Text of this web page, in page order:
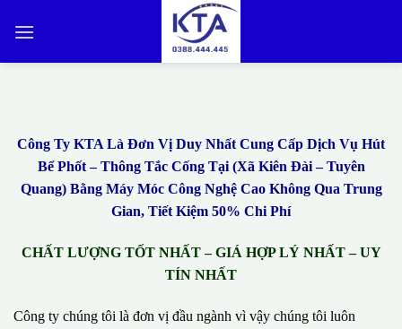
qua
Công Ty KTA Là Đơn Vị Duy Nhất Cung Cấp Dịch Vụ Hút
Bể Phốt – Thông Tắc Cống Tại (Xã Kiên Đài – Tuyên
Quang) Bằng Máy Móc Công Nghệ Cao Không Qua Trung
Gian, Tiết Kiệm 50% Chi Phí
CHẤT LƯỢNG TỐT NHẤT – GIÁ HỢP LÝ NHẤT – UY
TÍN NHẤT
Công ty chúng tôi là đơn vị đầu ngành vì vậy chúng tôi luôn